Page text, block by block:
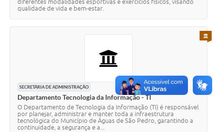
diferentes modalidades esportivas e exercícios físicos, visando
qualidade de vida e bem-estar.
SECRETÁRIA DE ADMINISTRAÇÃO
Departamento Tecnologia da Informação - TI
O Departamento de Tecnologia da Informação (TI) é responsável
por planejar, administrar e manter toda a infraestrutura
tecnológica do Município de Águas de São Pedro, garantindo a
continuidade, a segurança e a...
PARA